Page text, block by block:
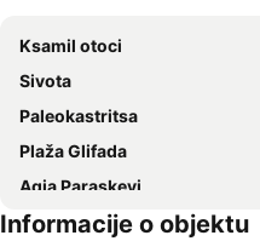
Ksamil otoci
Sivota
Paleokastritsa
Plaža Glifada
Agia Paraskevi
Kouloura Beach
Informacije o objektu